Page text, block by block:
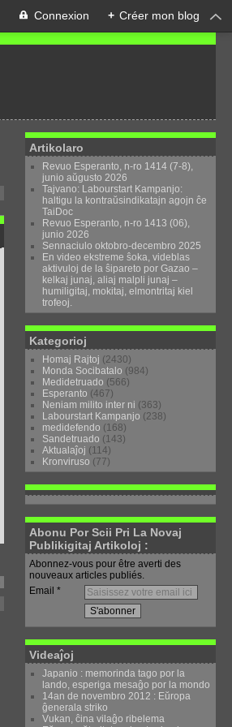
Connexion + Créer mon blog
Artikolaro
Revuo Esperanto, n-ro 1414 (7-8),
junio aŭgusto 2026
Tajvano: Labourstart Kampanjo:
haltigu la kontraŭsindikatajn agojn ĉe
TaiDoc
Revuo Esperanto, n-ro 1413 (06),
junio 2026
Sennaciulo oktobro-decembro 2025
En video ekstreme ŝoka, videblas
aktivuloj de la ŝipareto por Gazao –
kelkaj junaj, aliaj malpli junaj –
humiligitaj, mokitaj, elmontritaj kiel
trofeoj.
Kategorioj
Homaj Rajtoj (2430)
Monda Socibatalo (984)
Medidetruado (566)
Esperanto (467)
Neniam milito inter ni (363)
Labourstart Kampanjo (238)
medidefendo (168)
Sandetruado (143)
Aktualaĵoj (114)
Kronviruso (77)
Abonu Por Scii Pri La Novaj
Publikigitaj Artikoloj :
Abonnez-vous pour être averti des
nouveaux articles publiés.
Email
Videaĵoj
Japanio : memorinda tago por la
lando, esperiga mesaĝo por la mondo
14an de novembro 2012 : Eŭropa
ĝenerala striko
Vukan, ĉina vilaĝo ribelema